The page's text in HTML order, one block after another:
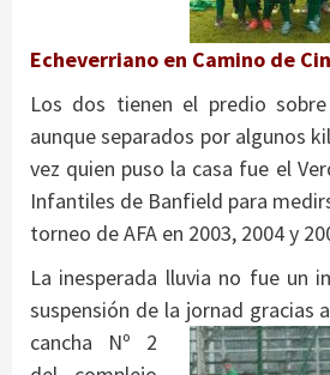
Echeverriano en Camino de
Los dos tienen el predio
aunque separados por algunos
vez quien puso la casa fue el
Infantiles de Banfield para
torneo de AFA en 2003, 2004 y
La inesperada lluvia no fue un
suspensión de la jornad gracias
cancha Nº 2